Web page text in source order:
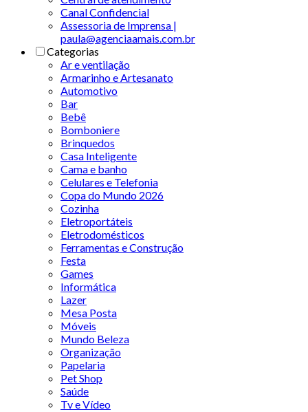
Canal Confidencial
Assessoria de Imprensa |
paula@agenciaamais.com.br
Categorias
Ar e ventilação
Armarinho e Artesanato
Automotivo
Bar
Bebê
Bomboniere
Brinquedos
Casa Inteligente
Cama e banho
Celulares e Telefonia
Copa do Mundo 2026
Cozinha
Eletroportáteis
Eletrodomésticos
Ferramentas e Construção
Festa
Games
Informática
Lazer
Mesa Posta
Móveis
Mundo Beleza
Organização
Papelaria
Pet Shop
Saúde
Tv e Vídeo